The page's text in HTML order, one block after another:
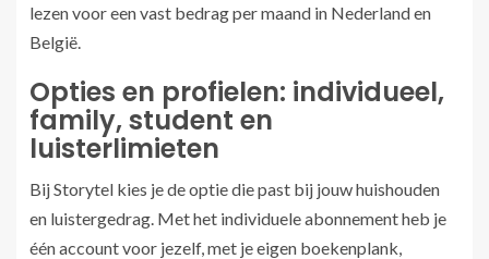
lezen voor een vast bedrag per maand in Nederland en
België.
Opties en profielen: individueel,
family, student en
luisterlimieten
Bij Storytel kies je de optie die past bij jouw huishouden
en luistergedrag. Met het individuele abonnement heb je
één account voor jezelf, met je eigen boekenplank,